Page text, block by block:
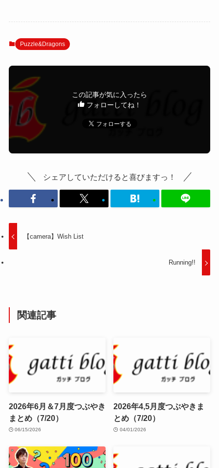
Puzzle&Dragons
この記事が気に入ったら
フォローしてね！
シェアしていただけると喜びますっ！
【camera】Wish List
Running!!
関連記事
2026年6月＆7月度つぶやき
まとめ（7/20）
06/15/2026
2026年4,5月度つぶやきま
とめ（7/20）
04/01/2026